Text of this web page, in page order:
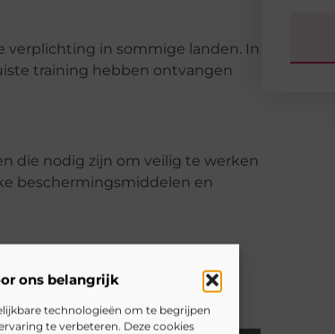
ons belangrijk
technologieën om te begrijpen
te verbeteren. Deze cookies
verplichting in sommige landen. In
training hebben ontvangen
die nodig zijn om veilig te werken
beschermingsmiddelen en